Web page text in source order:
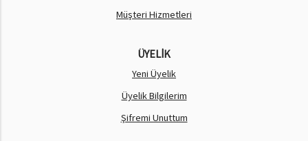
Müşteri Hizmetleri
ÜYELİK
Yeni Üyelik
Üyelik Bilgilerim
Şifremi Unuttum